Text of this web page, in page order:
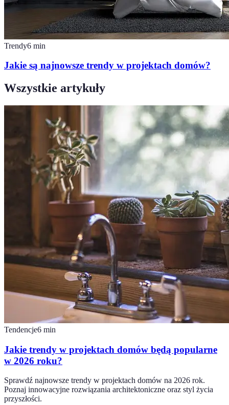
Trendy6 min
Jakie są najnowsze trendy w projektach domów?
Wszystkie artykuły
Tendencje6 min
Jakie trendy w projektach domów będą popularne
w 2026 roku?
Sprawdź najnowsze trendy w projektach domów na 2026 rok.
Poznaj innowacyjne rozwiązania architektoniczne oraz styl życia
przyszłości.